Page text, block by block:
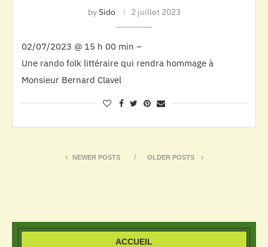
bySido 2 juillet 2023
02/07/2023 @ 15 h 00 min –
Une rando folk littéraire qui rendra hommage à
Monsieur Bernard Clavel
NEWER POSTS OLDER POSTS
ACCUEIL